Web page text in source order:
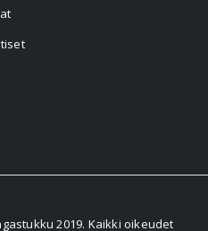
2019. Kaikki oikeudet